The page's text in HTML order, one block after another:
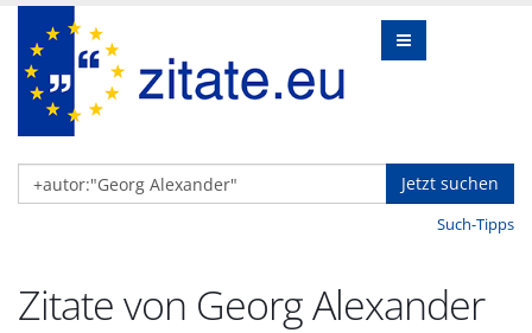
Jetzt suchen
Such-Tipps
Zitate von Georg Alexander